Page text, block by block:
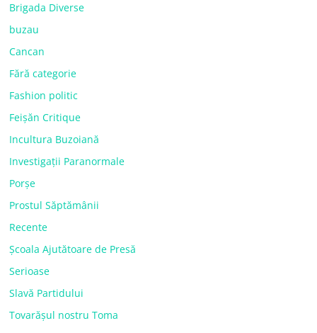
Brigada Diverse
buzau
Cancan
Fără categorie
Fashion politic
Feișăn Critique
Incultura Buzoiană
Investigații Paranormale
Porșe
Prostul Săptămânii
Recente
Școala Ajutătoare de Presă
Serioase
Slavă Partidului
Tovarășul nostru Toma